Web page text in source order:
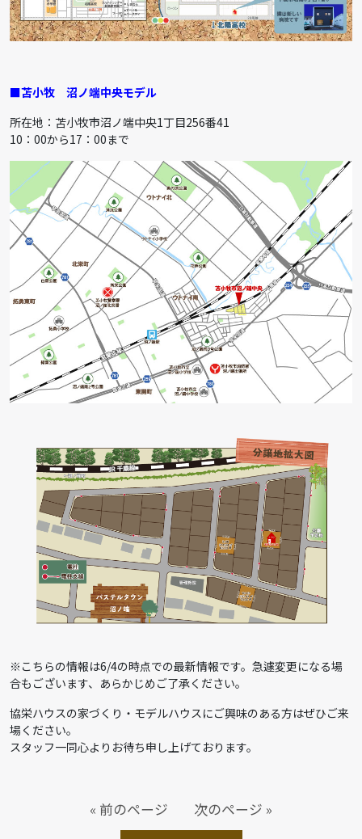
■苫小牧 沼ノ端中央モデル
所在地：苫小牧市沼ノ端中央1丁目256番41
10：00から17：00まで
※こちらの情報は6/4の時点での最新情報です。急遽変更になる場
合もございます、あらかじめご了承ください。
協栄ハウスの家づくり・モデルハウスにご興味のある方はぜひご来
場ください。
スタッフ一同心よりお待ち申し上げております。
« 前のページ
次のページ »